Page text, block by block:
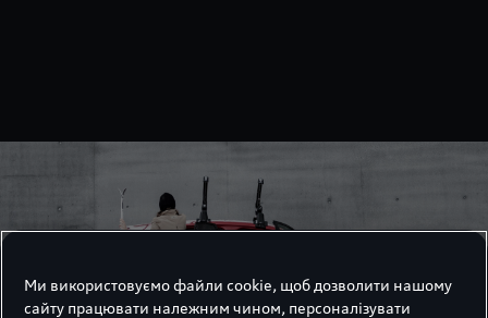
Ми використовуємо файли cookie, щоб дозволити нашому
сайту працювати належним чином, персоналізувати